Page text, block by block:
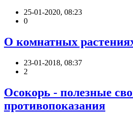
25-01-2020, 08:23
0
О комнатных
23-01-2018, 08:37
2
Осокорь - полезные
противопоказания